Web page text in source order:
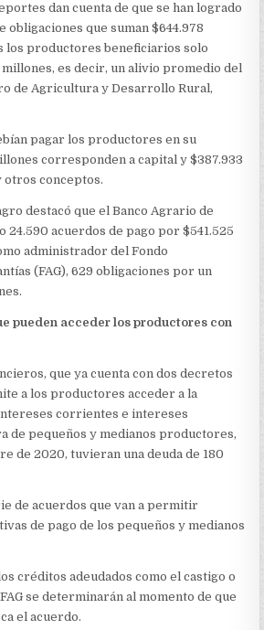
EL
PRESIDENTE
DUQUE
dan cuenta de que se han logrado
obligaciones que suman $644.978
los productores beneficiarios solo
millones, es decir, un alivio promedio del
de Agricultura y Desarrollo Rural,
pagar los productores en su
corresponden a capital y $387.933
otros conceptos.
destacó que el Banco Agrario de
24.590 acuerdos de pago por $541.525
administrador del Fondo
(FAG), 629 obligaciones por un
pueden acceder los productores con
que ya cuenta con dos decretos
a los productores acceder a la
corrientes e intereses
de pequeños y medianos productores,
de 2020, tuvieran una deuda de 180
de acuerdos que van a permitir
de pago de los pequeños y medianos
créditos adeudados como el castigo o
se determinarán al momento de que
el acuerdo.